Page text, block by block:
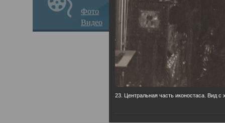
Фото
Видео
23. Центральная часть иконостаса. Вид с